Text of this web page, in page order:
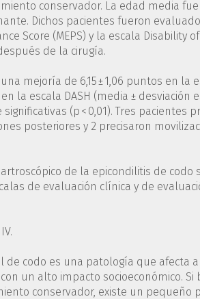
conservador. La edad media fue
Dichos pacientes fueron
Score (MEPS) y la escala Disability
de la cirugía.
mejoría de 6,15 ± 1,06 puntos en la
en la escala DASH (media ± desviación
(p < 0,01). Tres pacientes
posteriores y 2 precisaron
de la epicondilitis de codo
de evaluación clínica y de
de codo es una patología que afecta
un alto impacto socioeconómico. Si
conservador, existe un pequeño